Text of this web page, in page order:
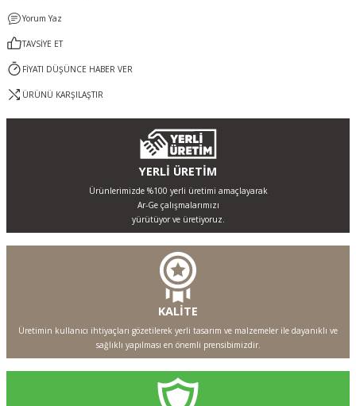
Yorum Yaz
TAVSİYE ET
FİYATI DÜŞÜNCE HABER VER
ÜRÜNÜ KARŞILAŞTIR
YERLİ ÜRETİM
Ürünlerimizde %100 yerli üretimi amaçlayarak
Ar-Ge çalışmalarımızı
yürütüyor ve üretiyoruz.
KALİTE
Üretimin kullanıcı ihtiyaçları gözetilerek yerli tasarım ve malzemeler ile dayanıklı ve
sağlıklı yapılması en önemli prensibimizdir.